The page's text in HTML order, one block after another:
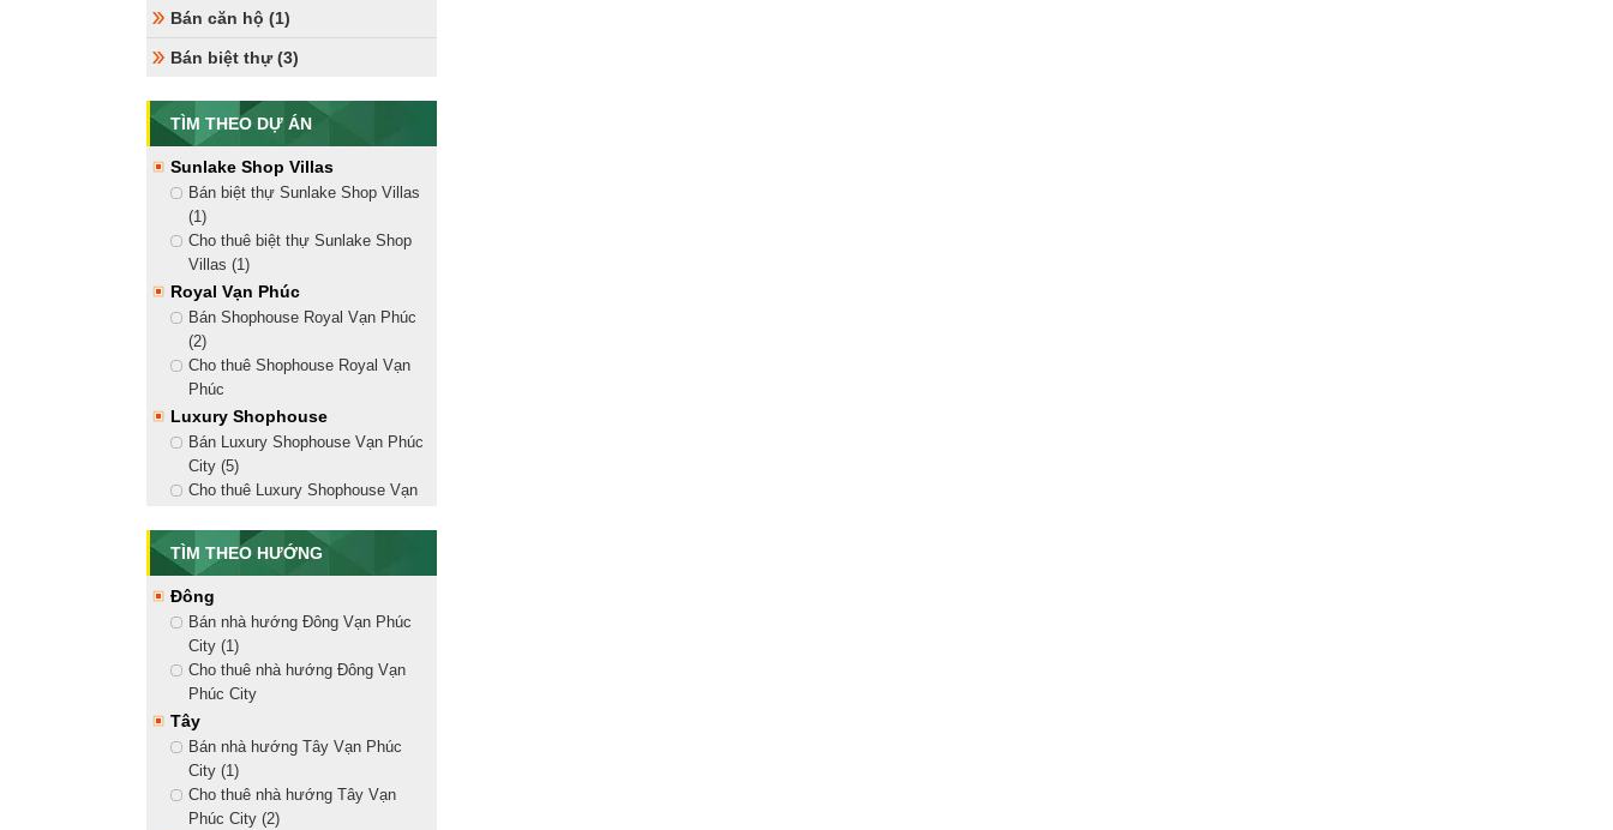
Bán căn hộ (1)
Bán biệt thự (3)
TÌM THEO DỰ ÁN
Sunlake Shop Villas
Bán biệt thự Sunlake Shop Villas
(1)
Cho thuê biệt thự Sunlake Shop
Villas (1)
Royal Vạn Phúc
Bán Shophouse Royal Vạn Phúc
(2)
Cho thuê Shophouse Royal Vạn
Phúc
Luxury Shophouse
Bán Luxury Shophouse Vạn Phúc
City (5)
Cho thuê Luxury Shophouse Vạn
Golden Shophouse
Bán Golden Shophouse Vạn Phúc
City (8)
Cho thuê Golden Shophouse Vạn
Phúc City (13)
Shophouse Nguyễn Thị Nhung
Bán Shophouse Nguyễn Thị
Nhung (2)
Cho thuê Shophouse Nguyễn Thị
Nhung (10)
Nhà Phố Vạn Phúc
Bán nhà phố liền kề (15)
TÌM THEO HƯỚNG
Đông
Bán nhà hướng Đông Vạn Phúc
City (1)
Cho thuê nhà hướng Đông Vạn
Phúc City
Tây
Bán nhà hướng Tây Vạn Phúc
City (1)
Cho thuê nhà hướng Tây Vạn
Phúc City (2)